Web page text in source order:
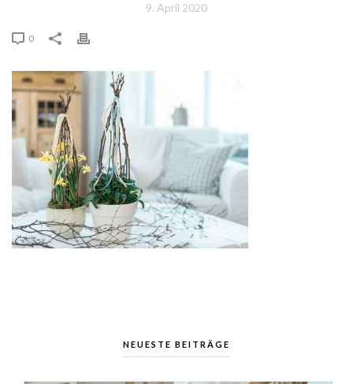
9. April 2020
0
NEUESTE BEITRÄGE